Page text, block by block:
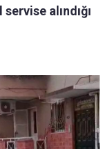
alındığı